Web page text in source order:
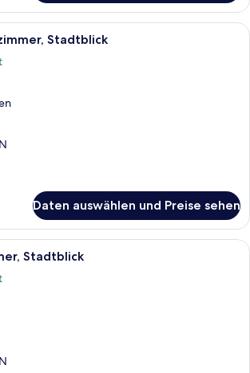
Stadtblick
Daten auswählen und Preise sehen
Ein Schlafzimmer mit einem Bett,
Stadtblick